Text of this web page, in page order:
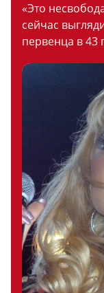
«Это
сейчас
первенца в 43